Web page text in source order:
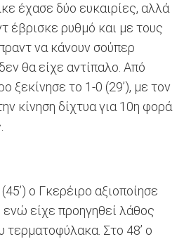
έχασε δύο ευκαιρίες, αλλά
έβρισκε ρυθμό και με τους
να κάνουν σούπερ
θα είχε αντίπαλο. Από
ξεκίνησε το 1-0 (29’), με τον
κίνηση δίχτυα για 10η φορά
ο Γκερέιρο αξιοποίησε
είχε προηγηθεί λάθος
τερματοφύλακα. Στο 48’ ο